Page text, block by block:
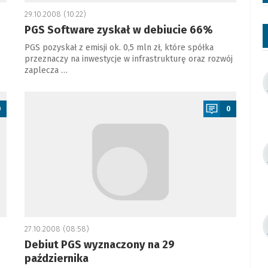
29.10.2008 (10:22)
PGS Software zyskał w debiucie 66%
PGS pozyskał z emisji ok. 0,5 mln zł, które spółka
przeznaczy na inwestycje w infrastrukturę oraz rozwój
zaplecza …
0
27.10.2008 (08:58)
Debiut PGS wyznaczony na 29
października